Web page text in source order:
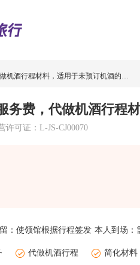
德国探亲访友签证常规签证全国送签<全国受理，含签证中心服务费，代做机酒行程材料，适用于未预订机酒的申请人>
许可证：L-JS-CJ00070
： 使领馆根据行程签发 本人到场：
代做机酒行程 简化材料